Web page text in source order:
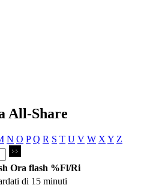
All-Share
N O P Q R S T U V W X Y Z
Ora flash %Fl/Ri
di 15 minuti